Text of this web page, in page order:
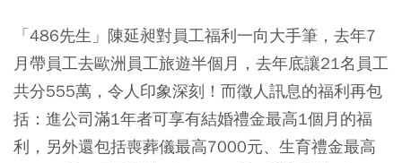
「486先生」陳延昶對員工福利一向大手筆，去年7
月帶員工去歐洲員工旅遊半個月，去年底讓21名員工
共分555萬，令人印象深刻！而徵人訊息的福利再包
括：進公司滿1年者可享有結婚禮金最高1個月的福
利，另外還包括喪葬儀最高7000元、生育禮金最高